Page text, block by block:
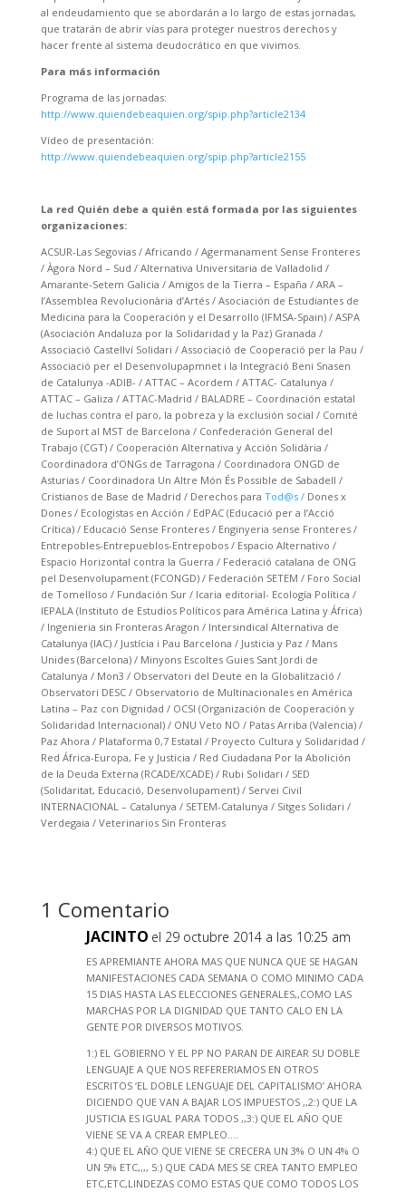
al endeudamiento que se abordarán a lo largo de estas jornadas,
que tratarán de abrir vías para proteger nuestros derechos y
hacer frente al sistema deudocrático en que vivimos.
Para más información
Programa de las jornadas:
http://www.quiendebeaquien.org/spip.php?article2134
Vídeo de presentación:
http://www.quiendebeaquien.org/spip.php?article2155
La red Quién debe a quién está formada por las siguientes
organizaciones:
ACSUR-Las Segovias / Africando / Agermanament Sense Fronteres
/ Àgora Nord – Sud / Alternativa Universitaria de Valladolid /
Amarante-Setem Galicia / Amigos de la Tierra – España / ARA –
l’Assemblea Revolucionària d’Artés / Asociación de Estudiantes de
Medicina para la Cooperación y el Desarrollo (IFMSA-Spain) / ASPA
(Asociación Andaluza por la Solidaridad y la Paz) Granada /
Associació Castellví Solidari / Associació de Cooperació per la Pau /
Associació per el Desenvolupapmnet i la Integració Beni Snasen
de Catalunya -ADIB- / ATTAC – Acordem / ATTAC- Catalunya /
ATTAC – Galiza / ATTAC-Madrid / BALADRE – Coordinación estatal
de luchas contra el paro, la pobreza y la exclusión social / Comité
de Suport al MST de Barcelona / Confederación General del
Trabajo (CGT) / Cooperación Alternativa y Acción Solidària /
Coordinadora d’ONGs de Tarragona / Coordinadora ONGD de
Asturias / Coordinadora Un Altre Món És Possible de Sabadell /
Cristianos de Base de Madrid / Derechos para Tod@s /Dones x
Dones / Ecologistas en Acción / EdPAC (Educació per a l’Acció
Crítica) / Educació Sense Fronteres / Enginyeria sense Fronteres /
Entrepobles-Entrepueblos-Entrepobos / Espacio Alternativo /
Espacio Horizontal contra la Guerra / Federació catalana de ONG
pel Desenvolupament (FCONGD) / Federación SETEM / Foro Social
de Tomelloso / Fundación Sur / Icaria editorial- Ecología Política /
IEPALA (Instituto de Estudios Políticos para América Latina y África)
/ Ingenieria sin Fronteras Aragon / Intersindical Alternativa de
Catalunya (IAC) / Justícia i Pau Barcelona / Justicia y Paz / Mans
Unides (Barcelona) / Minyons Escoltes Guies Sant Jordi de
Catalunya / Mon3 / Observatori del Deute en la Globalització /
Observatori DESC / Observatorio de Multinacionales en América
Latina – Paz con Dignidad / OCSI (Organización de Cooperación y
Solidaridad Internacional) / ONU Veto NO / Patas Arriba (Valencia) /
Paz Ahora / Plataforma 0,7 Estatal / Proyecto Cultura y Solidaridad /
Red África-Europa, Fe y Justicia / Red Ciudadana Por la Abolición
de la Deuda Externa (RCADE/XCADE) / Rubi Solidari / SED
(Solidaritat, Educació, Desenvolupament) / Servei Civil
INTERNACIONAL – Catalunya / SETEM-Catalunya / Sitges Solidari /
Verdegaia / Veterinarios Sin Fronteras
1 Comentario
JACINTO el 29 octubre 2014 a las 10:25 am
ES APREMIANTE AHORA MAS QUE NUNCA QUE SE HAGAN
MANIFESTACIONES CADA SEMANA O COMO MINIMO CADA
15 DIAS HASTA LAS ELECCIONES GENERALES,,COMO LAS
MARCHAS POR LA DIGNIDAD QUE TANTO CALO EN LA
GENTE POR DIVERSOS MOTIVOS.
1:) EL GOBIERNO Y EL PP NO PARAN DE AIREAR SU DOBLE
LENGUAJE A QUE NOS REFERERIAMOS EN OTROS
ESCRITOS ‘EL DOBLE LENGUAJE DEL CAPITALISMO’ AHORA
DICIENDO QUE VAN A BAJAR LOS IMPUESTOS ,,2:) QUE LA
JUSTICIA ES IGUAL PARA TODOS ,,3:) QUE EL AÑO QUE
VIENE SE VA A CREAR EMPLEO….
4:) QUE EL AÑO QUE VIENE SE CRECERA UN 3% O UN 4% O
UN 5% ETC,,,, 5:) QUE CADA MES SE CREA TANTO EMPLEO
ETC,ETC,LINDEZAS COMO ESTAS QUE COMO TODOS LOS